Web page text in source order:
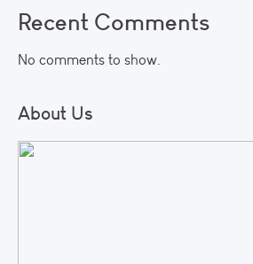
Recent Comments
No comments to show.
About Us